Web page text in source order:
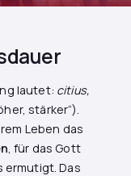
lautet: citius,
stärker“).
Leben das
, für das Gott
ermutigt. Das